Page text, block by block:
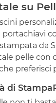
su
da
pelle con
preferisci
di